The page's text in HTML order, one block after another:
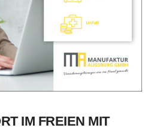
IM FREIEN MIT